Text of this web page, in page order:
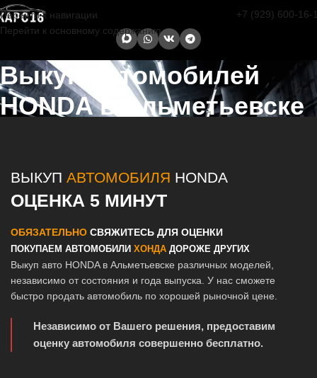
Перейти к навигации
Перейти к основному содержанию
+7 (929) 600-16-
Выкуп автомобилей
HONDA в Альметьевске
ВЫКУП АВТОМОБИЛЯ HONDA
ОЦЕНКА 5 МИНУТ
ОБЯЗАТЕЛЬНО СВЯЖИТЕСЬ ДЛЯ ОЦЕНКИ
ПОКУПАЕМ АВТОМОБИЛИ ХОНДА ДОРОЖЕ ДРУГИХ
Выкуп авто HONDA в Альметьевске различных моделей,
независимо от состояния и года выпуска. У нас сможете
быстро продать автомобиль по хорошей рыночной цене.
Независимо от Вашего решения, предоставим
оценку автомобиля совершенно бесплатно.